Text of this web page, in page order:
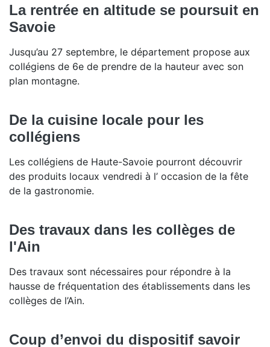
La rentrée en altitude se poursuit en
Savoie
Jusqu’au 27 septembre, le département propose aux
collégiens de 6e de prendre de la hauteur avec son
plan montagne.
De la cuisine locale pour les
collégiens
Les collégiens de Haute-Savoie pourront découvrir
des produits locaux vendredi à l’ occasion de la fête
de la gastronomie.
Des travaux dans les collèges de
l'Ain
Des travaux sont nécessaires pour répondre à la
hausse de fréquentation des établissements dans les
collèges de l’Ain.
Coup d’envoi du dispositif savoir